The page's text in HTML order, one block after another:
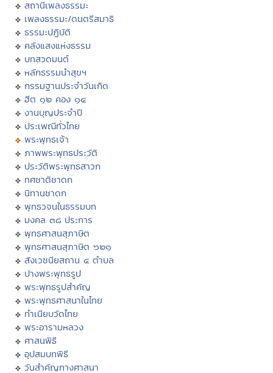
สถานีเพลงธรรมะ
เพลงธรรมะ/ดนตรีสมาธิ
ธรรมะปฏิบัติ
คลังแสงแห่งธรรม
บทสวดมนต์
หลักธรรมนำสุขฯ
กรรมฐานประจำวันเกิด
ฮีต ๑๒ คอง ๑๔
งานบุญประจำปี
ประเพณีทั่วไทย
พระพุทธเจ้า
ภาพพระพุทธประวัติ
ประวัติพระพุทธสาวก
ทศชาติชาดก
นิทานชาดก
พุทธวจนในธรรมบท
มงคล ๓๘ ประการ
พุทธศาสนสุภาษิต
พุทธศาสนสุภาษิต ๖๒๑
สังเวชนียสถาน ๔ ตำบล
ปางพระพุทธรูป
พระพุทธรูปสำคัญ
พระพุทธศาสนาในไทย
ทำเนียบวัดไทย
พระอารามหลวง
ศาสนพิธี
อุปสมบทพิธี
วันสำคัญทางศาสนา